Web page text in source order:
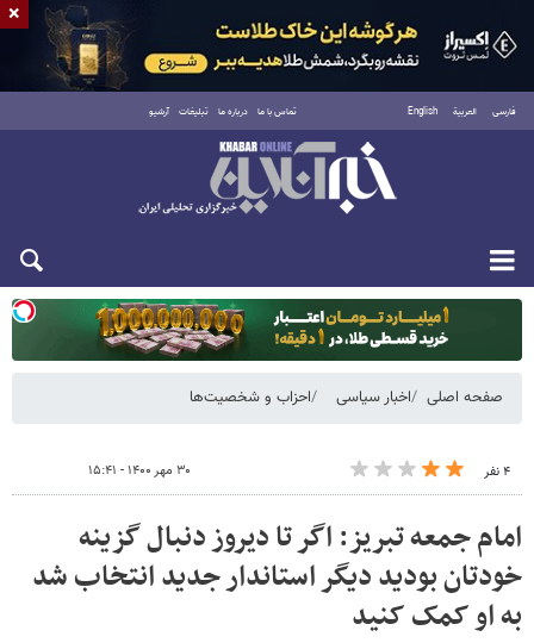
فارسی العربية English تماس با ما درباره ما تبلیغات آرشیو
یکشنبه ۱۸ مرداد ۱۴۰۵
صفحه اصلی اخبار سیاسی احزاب و شخصیت‌ها
۴ نفر ۳۰ مهر ۱۴۰۰ - ۱۵:۴۱
امام جمعه تبریز: اگر تا دیروز دنبال گزینه
خودتان بودید دیگر استاندار جدید انتخاب شد
به او کمک کنید
×